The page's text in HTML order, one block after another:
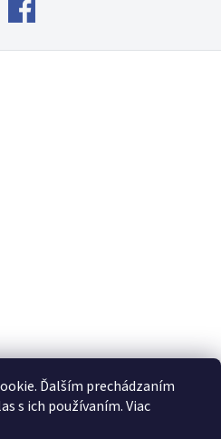
Ďalším prechádzaním
s ich používaním. Viac